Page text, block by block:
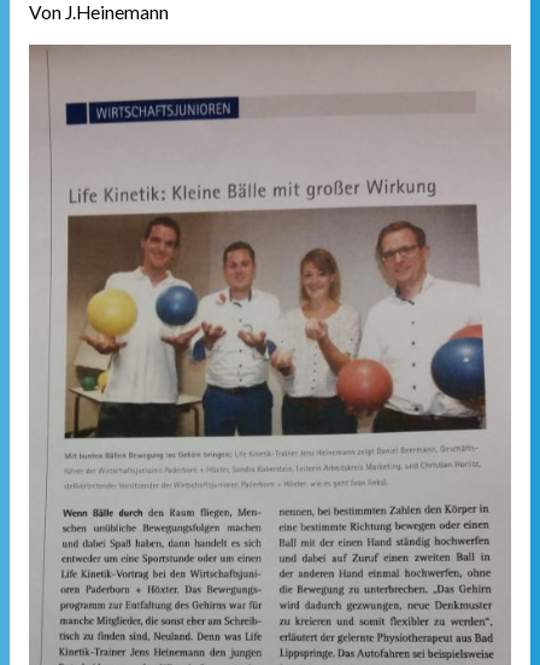
Von J.Heinemann